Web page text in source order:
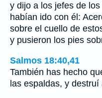
y dijo a los jefes de
habían ido con él:
sobre el cuello de
y pusieron los pies
Salmos 18:40,41
También has hecho
las espaldas, y